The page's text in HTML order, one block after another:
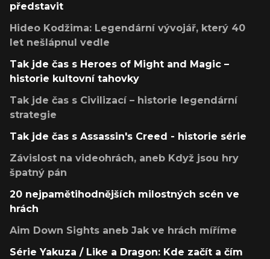
představit
Hideo Kodžima: Legendární vývojář, který 40
let nešlápnul vedle
Tak jde čas s Heroes of Might and Magic –
historie kultovní tahovky
Tak jde čas s Civilizací – historie legendární
strategie
Tak jde čas s Assassin's Creed - historie série
Závislost na videohrách, aneb Když jsou hry
špatný pán
20 nejpamětihodnějších milostných scén ve
hrách
Aim Down Sights aneb Jak ve hrách míříme
Série Yakuza / Like a Dragon: Kde začít a čím